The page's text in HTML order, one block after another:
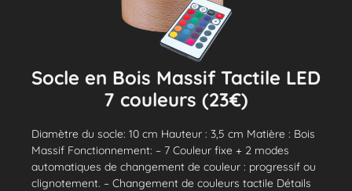
Socle en Bois Massif Tactile LED
7 couleurs (23€)
Diamètre du socle: 10 cm Hauteur : 3,5 cm Matière : Bois
Massif Fonctionnement: – 7 Couleur fixe + 2 modes
automatiques de changement de couleur : progressif ou
clignotement. – Changement de couleurs tactile Détails